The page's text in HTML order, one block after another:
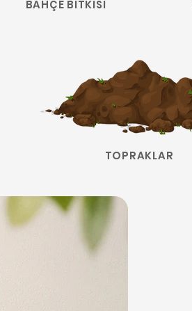
BAHÇE BİTKİSİ
TOPRAKLAR